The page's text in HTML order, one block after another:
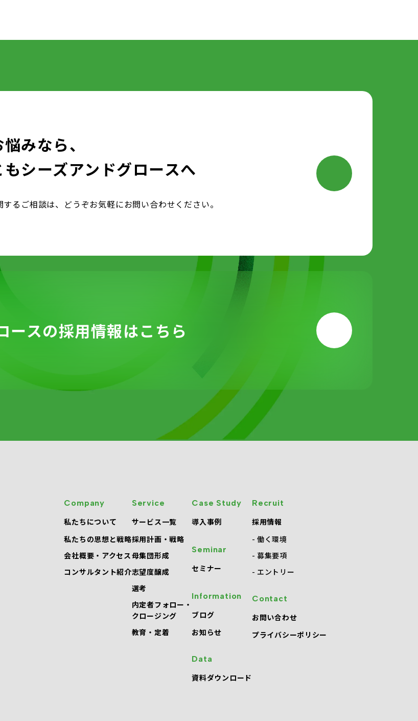
みなら、
シーズアンドグロースへ
るご相談は、どうぞお気軽にお問い合わせください。
ースの採用情報はこちら
Company
私たちについて
私たちの思想と戦略
会社概要・アクセス
コンサルタント紹介
Service
サービス一覧
採用計画・戦略
母集団形成
志望度醸成
選考
内定者フォロー・
クロージング
教育・定着
Case Study
導入事例
Seminar
セミナー
Information
ブログ
お知らせ
Data
資料ダウンロード
Recruit
採用情報
働く環境
募集要項
エントリー
Contact
お問い合わせ
プライバシーポリシー